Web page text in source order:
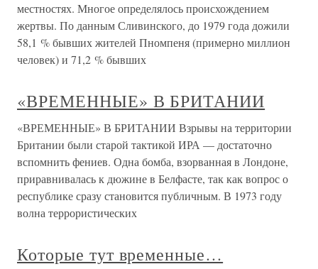
местностях. Многое определялось происхождением
жертвы. По данным Сливинского, до 1979 года дожили
58,1 % бывших жителей Пномпеня (примерно миллион
человек) и 71,2 % бывших
«ВРЕМЕННЫЕ» В БРИТАНИИ
«ВРЕМЕННЫЕ» В БРИТАНИИ Взрывы на территории
Британии были старой тактикой ИРА — достаточно
вспомнить фениев. Одна бомба, взорванная в Лондоне,
приравнивалась к дюжине в Белфасте, так как вопрос о
республике сразу становится публичным. В 1973 году
волна террористических
Которые тут временные…